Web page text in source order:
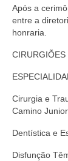
Após a
entre a
honraria.
Cirurgia e
Camino Junior
Dentística e
Disfunção